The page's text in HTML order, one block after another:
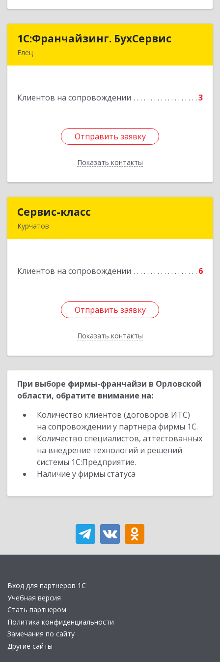
1С:Франчайзинг. БухСервис
Елец
Клиентов на сопровождении 3
Отправить заявку
Показать контакты
1С:Франчайзинг. БухСервис
Подробнее
Отправить заявку
Назад
Сервис-класс
Курчатов
Клиентов на сопровождении 6
Отправить заявку
Показать контакты
Отправить заявку
Назад
При выборе фирмы-франчайзи в Орловской
области, обратите внимание на:
Количество клиентов (договоров ИТС)
на сопровождении у партнера фирмы 1С.
Количество специалистов, аттестованных
на внедрение технологий и решений
системы 1С:Предприятие.
Наличие у фирмы статуса
Вход для партнеров 1С
Учебная версия
Стать партнером
Политика конфиденциальности
Замечания по сайту
Другие сайты